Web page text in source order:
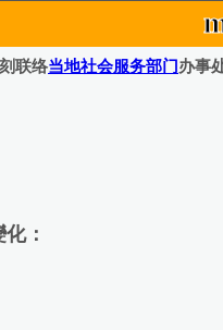
联络当地社会服务部门办事
：